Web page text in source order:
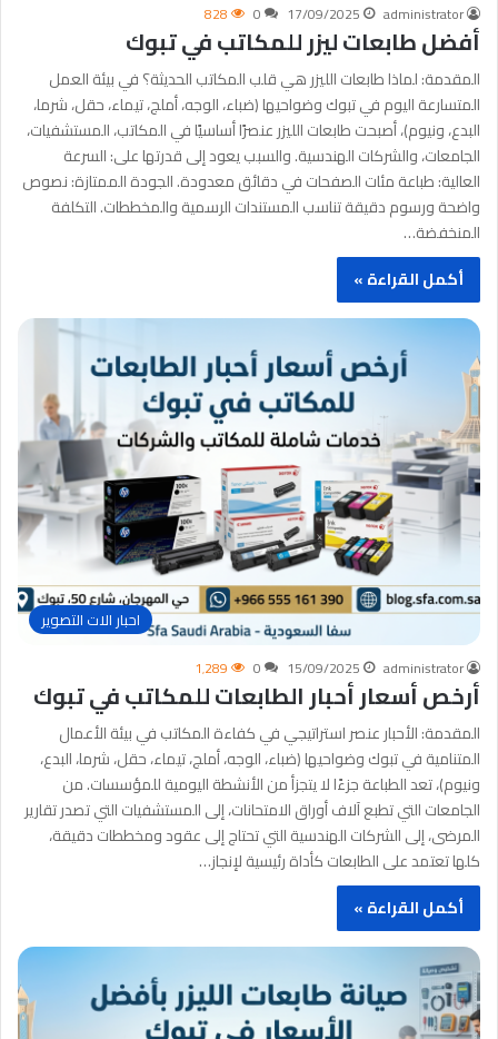
administrator
17/09/2025
0
828
أفضل طابعات ليزر للمكاتب في تبوك
المقدمة: لماذا طابعات الليزر هي قلب المكاتب الحديثة؟ في بيئة العمل
المتسارعة اليوم في تبوك وضواحيها (ضباء، الوجه، أملج، تيماء، حقل، شرما،
البدع، ونيوم)، أصبحت طابعات الليزر عنصرًا أساسيًا في المكاتب، المستشفيات،
الجامعات، والشركات الهندسية. والسبب يعود إلى قدرتها على: السرعة
العالية: طباعة مئات الصفحات في دقائق معدودة. الجودة الممتازة: نصوص
واضحة ورسوم دقيقة تناسب المستندات الرسمية والمخططات. التكلفة
المنخفضة…
أكمل القراءة »
احبار الات التصوير
administrator
15/09/2025
0 1٬289
أرخص أسعار أحبار الطابعات للمكاتب في تبوك
المقدمة: الأحبار عنصر استراتيجي في كفاءة المكاتب في بيئة الأعمال
المتنامية في تبوك وضواحيها (ضباء، الوجه، أملج، تيماء، حقل، شرما، البدع،
ونيوم)، تعد الطباعة جزءًا لا يتجزأ من الأنشطة اليومية للمؤسسات. من
الجامعات التي تطبع آلاف أوراق الامتحانات، إلى المستشفيات التي تصدر تقارير
المرضى، إلى الشركات الهندسية التي تحتاج إلى عقود ومخططات دقيقة،
كلها تعتمد على الطابعات كأداة رئيسية لإنجاز…
أكمل القراءة »